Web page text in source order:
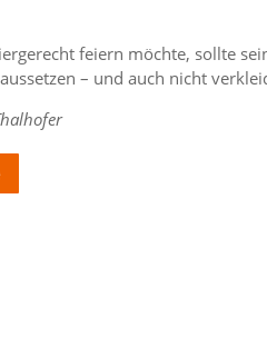
feiern möchte, sollte
– und auch nicht